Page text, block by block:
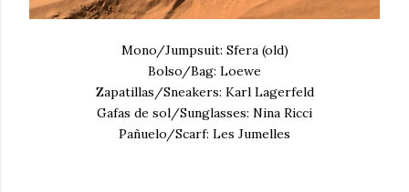
Mono/Jumpsuit: Sfera (old)
Bolso/Bag: Loewe
Zapatillas/Sneakers: Karl Lagerfeld
Gafas de sol/Sunglasses: Nina Ricci
Pañuelo/Scarf: Les Jumelles